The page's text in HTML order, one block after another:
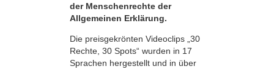
der Menschenrechte der
Allgemeinen Erklärung.
Die preisgekrönten Videoclips „30
Rechte, 30 Spots“ wurden in 17
Sprachen hergestellt und in über